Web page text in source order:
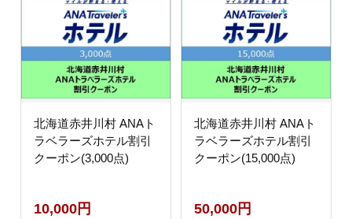
北海道赤井川村 ANAト
ラベラーズホテル割引
クーポン(3,000点)
10,000円
北海道赤井川村 ANAト
ラベラーズホテル割引
クーポン(15,000点)
50,000円